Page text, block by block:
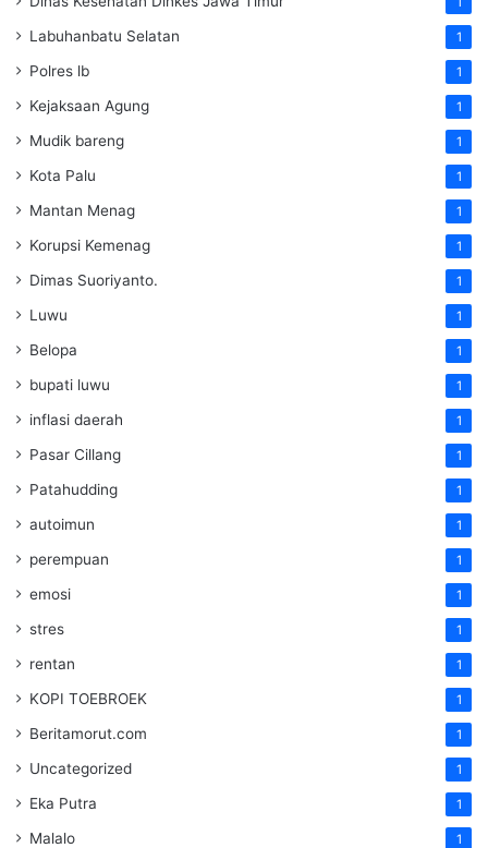
Labuhanbatu Selatan 1
Polres lb 1
Kejaksaan Agung 1
Mudik bareng 1
Kota Palu 1
Mantan Menag 1
Korupsi Kemenag 1
Dimas Suoriyanto. 1
Luwu 1
Belopa 1
bupati luwu 1
inflasi daerah 1
Pasar Cillang 1
Patahudding 1
autoimun 1
perempuan 1
emosi 1
stres 1
rentan 1
KOPI TOEBROEK 1
Beritamorut.com 1
Uncategorized 1
Eka Putra 1
Malalo 1